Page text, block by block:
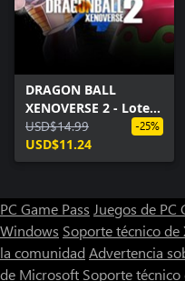
DRAGON BALL
XENOVERSE 2 - Lote
Ultra Pack
USD$14.99
USD$11.24
-25%
PC Game Pass Juegos de PC
Windows Soporte técnico de
la comunidad Advertencia
de Microsoft Soporte